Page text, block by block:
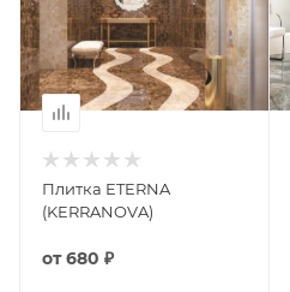
Плитка ETERNA
(KERRANOVA)
от680 ₽